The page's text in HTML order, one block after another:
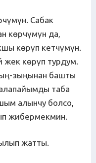
Сабак
көрчүмүн да,
көрүп кетчүмүн.
жек көрүп турдум.
зыңынан башты
таба
алынчу болсо,
жибермекмин.
жатты.